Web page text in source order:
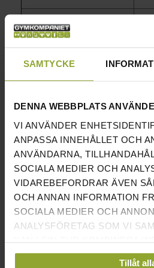
SAMTYCKE
DENNA WEBBPLATS
VI ANVÄNDER
ANPASSA INNEHÅLLET OCH
ANVÄNDARNA,
SOCIALA MEDIER OCH
VIDAREBEFORDRAR ÄVEN
OCH ANNAN INFORMATION
SOCIALA MEDIER OCH
ANALYSFÖRETAG SOM VI
KAN I SIN TUR KOMBINERA
ANNAN INFORMATION SOM
Tillåt
GARANTI RAM/KONSTRUKTION:
GARANTI J-HOOKS: 5
NORMALT SLITAGE FALLER INTE
√
För att bli stark krävs det rätt
half rack eller en
grundvalarna till seriös
kombination med en
viktskivor låter dig med
basövnignar. Tack vare ett par
racks och ställningar